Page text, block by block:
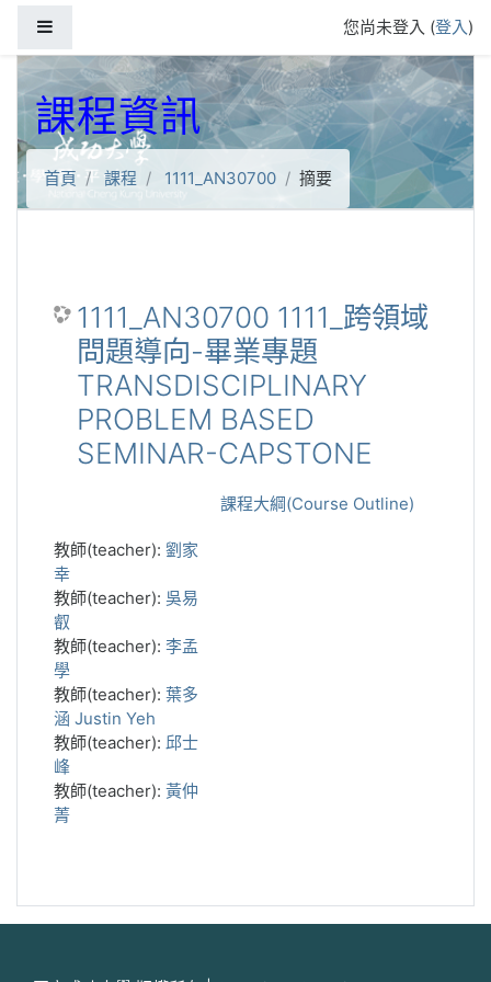
您尚未登入 (登入)
課程資訊
首頁 課程 1111_AN30700 摘要
1111_AN30700 1111_跨領域
問題導向-畢業專題
TRANSDISCIPLINARY
PROBLEM BASED
SEMINAR-CAPSTONE
課程大綱(Course Outline)
教師(teacher): 劉家
幸
教師(teacher): 吳易
叡
教師(teacher): 李孟
學
教師(teacher): 葉多
涵 Justin Yeh
教師(teacher): 邱士
峰
教師(teacher): 黃仲
菁